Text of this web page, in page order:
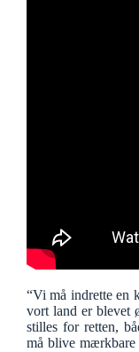
“Vi må indrette en
vort land er blevet
stilles for retten,
må blive